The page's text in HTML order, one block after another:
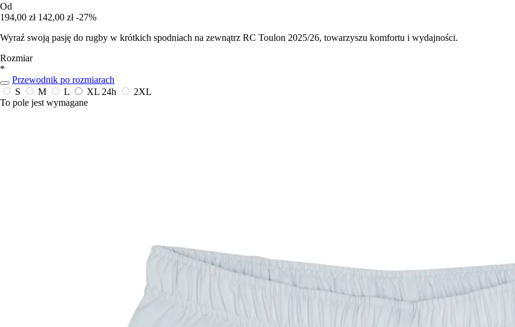
Od
194,00 zł 142,00 zł -27%
Wyraź swoją pasję do rugby w krótkich spodniach na zewnątrz RC Toulon 2025/26, towarzyszu komfortu i wydajności.
Rozmiar
*
Przewodnik po rozmiarach
S
M L XL 24h
2XL
To pole jest wymagane